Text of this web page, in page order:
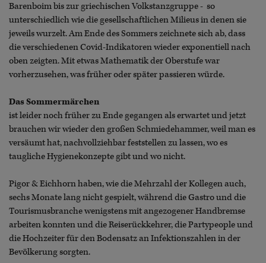
Barenboim bis zur griechischen Volkstanzgruppe - so
unterschiedlich wie die gesellschaftlichen Milieus in denen sie
jeweils wurzelt. Am Ende des Sommers zeichnete sich ab, dass
die verschiedenen Covid-Indikatoren wieder exponentiell nach
oben zeigten. Mit etwas Mathematik der Oberstufe war
vorherzusehen, was früher oder später passieren würde.
Das Sommermärchen
ist leider noch früher zu Ende gegangen als erwartet und jetzt
brauchen wir wieder den großen Schmiedehammer, weil man es
versäumt hat, nachvollziehbar feststellen zu lassen, wo es
taugliche Hygienekonzepte gibt und wo nicht.
Pigor & Eichhorn haben, wie die Mehrzahl der Kollegen auch,
sechs Monate lang nicht gespielt, während die Gastro und die
Tourismusbranche wenigstens mit angezogener Handbremse
arbeiten konnten und die Reiserückkehrer, die Partypeople und
die Hochzeiter für den Bodensatz an Infektionszahlen in der
Bevölkerung sorgten.